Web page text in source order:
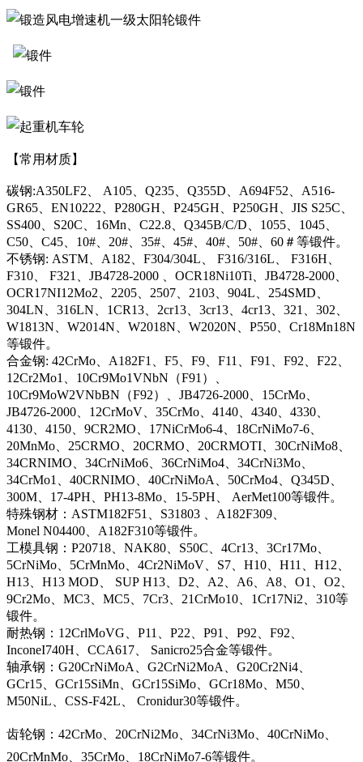
【常用材质】
碳钢:A350LF2、 A105、Q235、Q355D、A694F52、A516-
GR65、EN10222、P280GH、P245GH、P250GH、JIS S25C、
SS400、S20C、16Mn、C22.8、Q345B/C/D、1055、1045、
C50、C45、10#、20#、35#、45#、40#、50#、60＃等锻件。
不锈钢: ASTM、A182、F304/304L、 F316/316L、 F316H、
F310、 F321、JB4728-2000 、OCR18Ni10Ti、JB4728-2000、
OCR17NI12Mo2、2205、2507、2103、904L、254SMD、
304LN、316LN、1CR13、2cr13、3cr13、4cr13、321、302、
W1813N、W2014N、W2018N、W2020N、P550、Cr18Mn18N
等锻件。
合金钢: 42CrMo、A182F1、F5、F9、F11、F91、F92、F22、
12Cr2Mo1、10Cr9Mo1VNbN（F91）、
10Cr9MoW2VNbBN（F92）、JB4726-2000、15CrMo、
JB4726-2000、12CrMoV、35CrMo、4140、4340、4330、
4130、4150、9CR2MO、17NiCrMo6-4、18CrNiMo7-6、
20MnMo、25CRMO、20CRMO、20CRMOTI、30CrNiMo8、
34CRNIMO、34CrNiMo6、36CrNiMo4、34CrNi3Mo、
34CrMo1、40CRNIMO、40CrNiMoA、50CrMo4、Q345D、
300M、17-4PH、PH13-8Mo、15-5PH、 AerMet100等锻件。
特殊钢材：ASTM182F51、S31803 、A182F309、
Monel N04400、A182F310等锻件。
工模具钢：P20718、NAK80、S50C、4Cr13、3Cr17Mo、
5CrNiMo、5CrMnMo、4Cr2NiMoV、S7、H10、H11、H12、
H13、H13 MOD、 SUP H13、D2、A2、A6、A8、O1、O2、
9Cr2Mo、MC3、MC5、7Cr3、21CrMo10、1Cr17Ni2、310等
锻件。
耐热钢：12CrlMoVG、P11、P22、P91、P92、F92、
InconeI740H、CCA617、 Sanicro25合金等锻件。
轴承钢：G20CrNiMoA、G2CrNi2MoA、G20Cr2Ni4、
GCr15、GCr15SiMn、GCr15SiMo、GCr18Mo、M50、
M50NiL、CSS-F42L、 Cronidur30等锻件。
齿轮钢：42CrMo、20CrNi2Mo、34CrNi3Mo、40CrNiMo、
20CrMnMo、35CrMo、18CrNiMo7-6等锻件。